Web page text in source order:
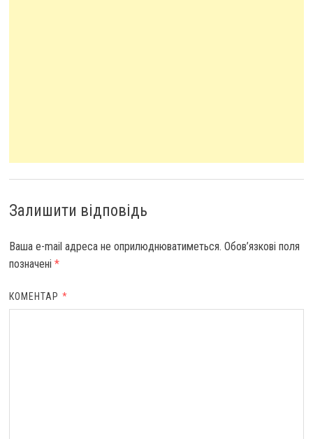
Залишити відповідь
Ваша e-mail адреса не оприлюднюватиметься. Обов’язкові поля
позначені *
КОМЕНТАР *